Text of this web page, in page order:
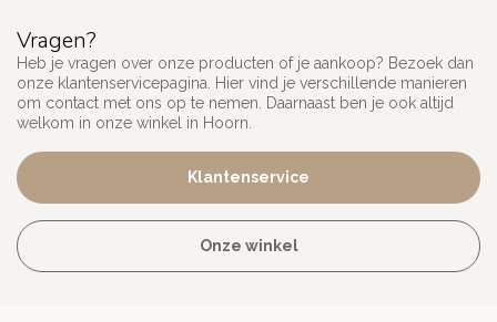
Vragen?
Heb je vragen over onze producten of je aankoop? Bezoek dan
onze klantenservicepagina. Hier vind je verschillende manieren
om contact met ons op te nemen. Daarnaast ben je ook altijd
welkom in onze winkel in Hoorn.
Klantenservice
Onze winkel